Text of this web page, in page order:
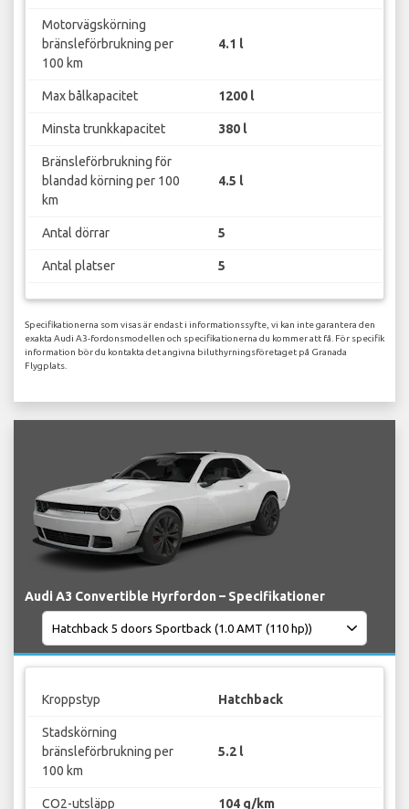
Motorvägskörning
bränsleförbrukning per
100 km
4.1 l
Max bålkapacitet 1200 l
Minsta trunkkapacitet 380 l
Bränsleförbrukning för
blandad körning per 100
km
4.5 l
Antal dörrar 5
Antal platser 5
Specifikationerna som visas är endast i informationssyfte, vi kan inte garantera den
exakta Audi A3-fordonsmodellen och specifikationerna du kommer att få. För specifik
information bör du kontakta det angivna biluthyrningsföretaget på Granada
Flygplats.
Audi A3 Convertible Hyrfordon – Specifikationer
Kroppstyp Hatchback
Stadskörning
bränsleförbrukning per
100 km
5.2 l
CO2-utsläpp 104 g/km